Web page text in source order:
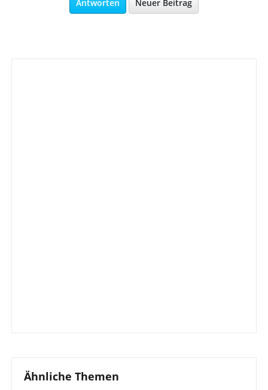
Antworten Neuer Beitrag
Ähnliche Themen